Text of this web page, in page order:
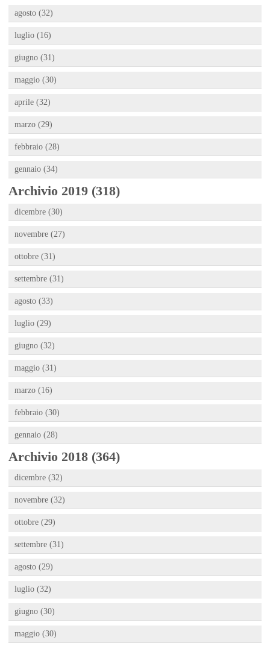
agosto (32)
luglio (16)
giugno (31)
maggio (30)
aprile (32)
marzo (29)
febbraio (28)
gennaio (34)
Archivio 2019 (318)
dicembre (30)
novembre (27)
ottobre (31)
settembre (31)
agosto (33)
luglio (29)
giugno (32)
maggio (31)
marzo (16)
febbraio (30)
gennaio (28)
Archivio 2018 (364)
dicembre (32)
novembre (32)
ottobre (29)
settembre (31)
agosto (29)
luglio (32)
giugno (30)
maggio (30)